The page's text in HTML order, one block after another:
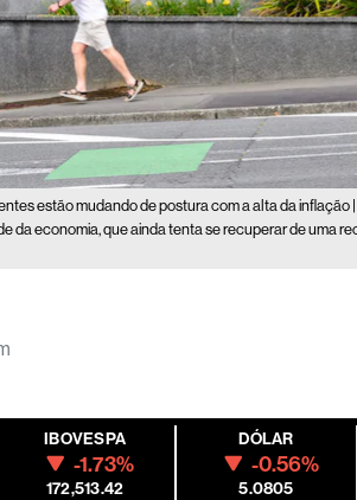
estão mudando de postura com a alta da inflação |
da economia, que ainda tenta se recuperar de uma
IBOVESPA
-1.73%
172,513.42
DÓLAR
-0.56%
5.0805